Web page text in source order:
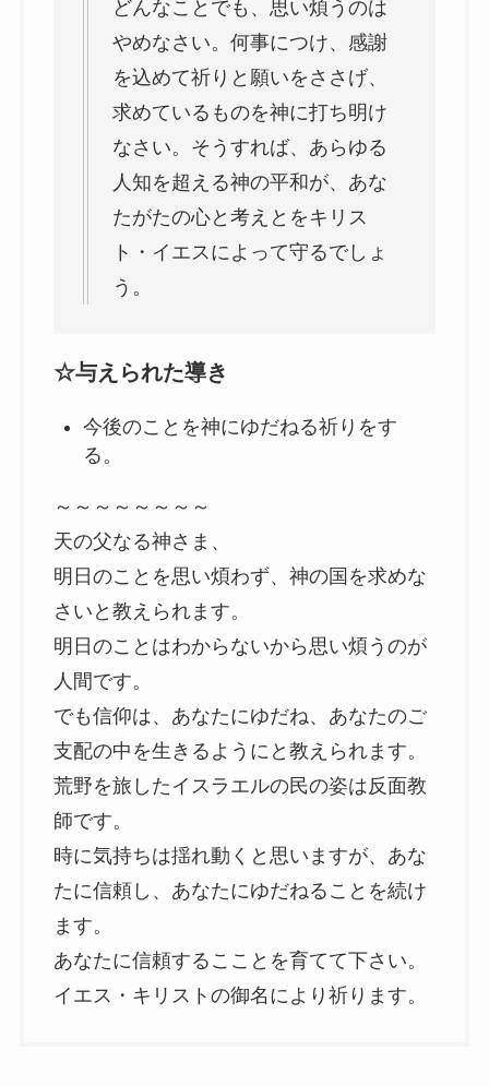
どんなことでも、思い煩うのは
やめなさい。何事につけ、感謝
を込めて祈りと願いをささげ、
求めているものを神に打ち明け
なさい。そうすれば、あらゆる
人知を超える神の平和が、あな
たがたの心と考えとをキリス
ト・イエスによって守るでしょ
う。
☆与えられた導き
今後のことを神にゆだねる祈りをす
る。
～～～～～～～～
天の父なる神さま、
明日のことを思い煩わず、神の国を求めな
さいと教えられます。
明日のことはわからないから思い煩うのが
人間です。
でも信仰は、あなたにゆだね、あなたのご
支配の中を生きるようにと教えられます。
荒野を旅したイスラエルの民の姿は反面教
師です。
時に気持ちは揺れ動くと思いますが、あな
たに信頼し、あなたにゆだねることを続け
ます。
あなたに信頼するこことを育てて下さい。
イエス・キリストの御名により祈ります。